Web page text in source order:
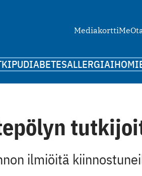
MediakorttiMe
KIPUDIABETESALLERGIAIHO
ilmiöitä